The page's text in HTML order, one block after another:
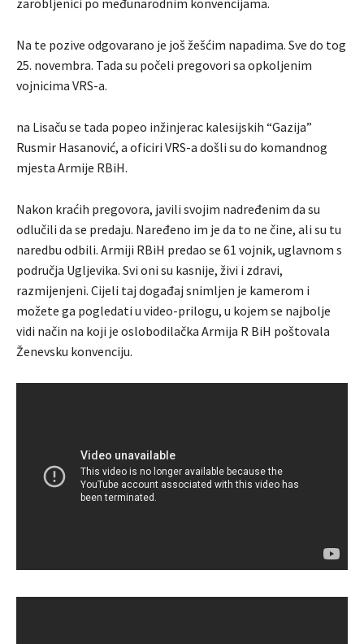
zarobljenici po međunarodnim konvencijama.
Na te pozive odgovarano je još žešćim napadima. Sve do tog
25. novembra. Tada su počeli pregovori sa opkoljenim
vojnicima VRS-a.
na Lisaču se tada popeo inžinjerac kalesijskih “Gazija”
Rusmir Hasanović, a oficiri VRS-a došli su do komandnog
mjesta Armije RBiH.
Nakon kraćih pregovora, javili svojim nadređenim da su
odlučili da se predaju. Naređeno im je da to ne čine, ali su tu
naredbu odbili. Armiji RBiH predao se 61 vojnik, uglavnom s
područja Ugljevika. Svi oni su kasnije, živi i zdravi,
razmijenjeni. Cijeli taj događaj snimljen je kamerom i
možete ga pogledati u video-prilogu, u kojem se najbolje
vidi način na koji je oslobodilačka Armija R BiH poštovala
Ženevsku konvenciju.